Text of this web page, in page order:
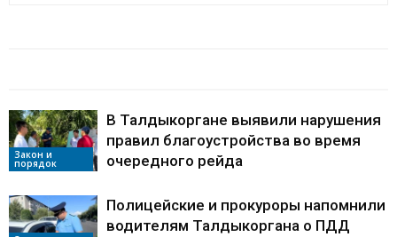
Закон и
порядок
В Талдыкоргане выявили нарушения
правил благоустройства во время
очередного рейда
Полицейские и прокуроры напомнили
водителям Талдыкоргана о ПДД